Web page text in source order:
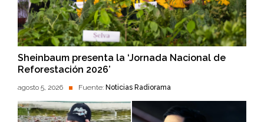
Sheinbaum presenta la ‘Jornada Nacional de
Reforestación 2026’
agosto 5, 2026 Fuente: Noticias Radiorama